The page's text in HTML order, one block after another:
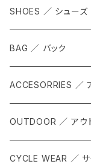
SHOES ／ シューズ
BAG ／ バック
ACCESORRIES ／
OUTDOOR ／ アウ
CYCLE WEAR ／ サ